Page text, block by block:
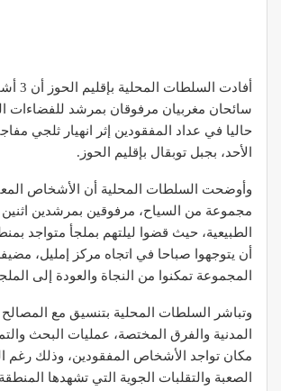
أفادت
سائحان مغربيان مرفوقان بمرشد للفضاءات
حاليا في عداد المفقودين إثر انهيار ثلجي
الأحد، بجبل توبقال بإقليم الحوز.
وأوضحت السلطات المحلية أن الأشخاص
مجموعة من السياح، مرفوقين بمرشدين
الطبيعية، حيث قضوا ليلتهم بملجأ متواجد
أن يتوجهوا صباحا في اتجاه مركز إمليل،
المجموعة تمكنوا من النجاة والعودة إلى
وتباشر السلطات المحلية بتنسيق مع المصالح
المدنية والفرق المختصة، عمليات البحث
مكان تواجد الأشخاص المفقودين، وذلك رغم
الصعبة والتقلبات الجوية التي تشهدها